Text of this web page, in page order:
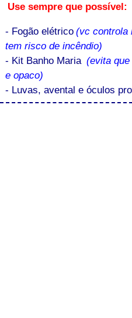
Use sempre que possível:
- Fogão elétrico (vc controla
tem risco de incêndio)
- Kit Banho Maria (evita
e opaco)
- Luvas, avental e óculos